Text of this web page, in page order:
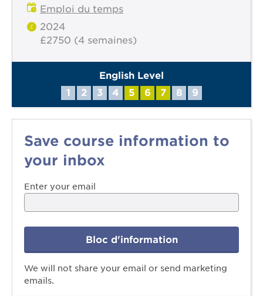
Emploi du temps
2024
£2750 (4 semaines)
English Level
1
2 3 4 5 6 7 8 9
Save course information to
your inbox
Enter your email
Bloc d'information
We will not share your email or send marketing
emails.